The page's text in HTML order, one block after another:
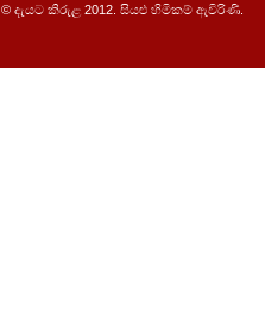
© දැයට කිරුළ 2012. සියළු හිමිකම් ඇවිරිණි.